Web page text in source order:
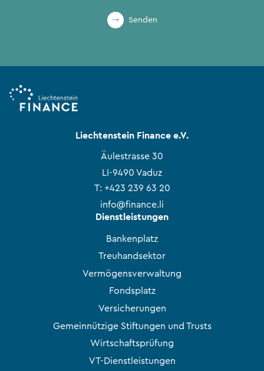
Senden
Liechtenstein Finance e.V.
Äulestrasse 30
LI-9490 Vaduz
T: +423 239 63 20
info@finance.li
Dienstleistungen
Bankenplatz
Treuhandsektor
Vermögensverwaltung
Fondsplatz
Versicherungen
Gemeinnützige Stiftungen und Trusts
Wirtschaftsprüfung
VT-Dienstleistungen